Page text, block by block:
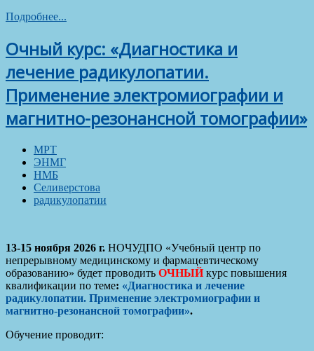
Подробнее...
Очный курс: «Диагностика и
лечение радикулопатии.
Применение электромиографии и
магнитно-резонансной томографии»
МРТ
ЭНМГ
НМБ
Селиверстова
радикулопатии
13-15 ноября 2026 г. НОЧУДПО «Учебный центр по
непрерывному медицинскому и фармацевтическому
образованию» будет проводить ОЧНЫЙкурс повышения
квалификации по теме: «Диагностика и лечение
радикулопатии. Применение электромиографии и
магнитно-резонансной томографии».
Обучение проводит: